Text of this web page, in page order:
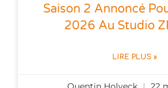
Saison 2 Annoncé
2026 Au Studio
LIRE PLUS »